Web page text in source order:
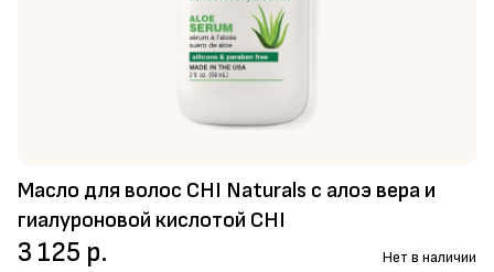
Масло для волос CHI Naturals с алоэ вера и
гиалуроновой кислотой CHI
3 125 р. Нет в наличии